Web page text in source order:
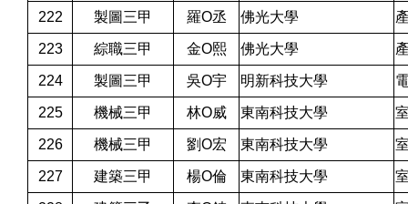
222 製圖三甲 羅O丞 佛光大學
223 綜職三甲 金O熙 佛光大學
224 製圖三甲 吳O宇 明新科技大學
225 機械三甲 林O威 東南科技大學
226 機械三甲 劉O宏 東南科技大學
227 建築三甲 楊O倫 東南科技大學